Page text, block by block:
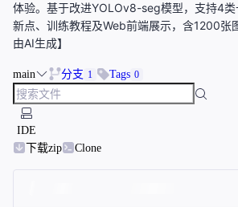
体验。基于改进YOLOv8-seg模型，支持4
新点、训练教程及Web前端展示，含1200张
由AI生成】
main 分支 1 Tags 0
IDE
下载zip
Clone